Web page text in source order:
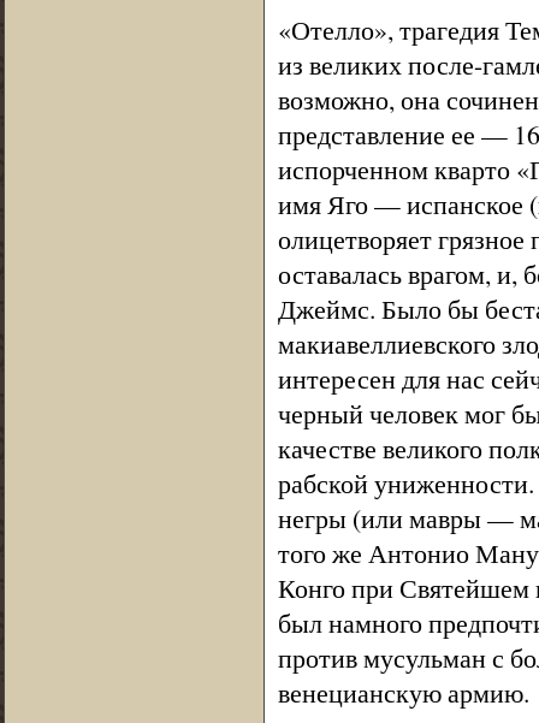
«Отелло», трагедия
из великих после-
возможно, она
представление ее —
испорченном кварто
имя Яго — испанское
олицетворяет
оставалась врагом, и,
Джеймс. Было бы
макиавеллиевского
интересен для нас
черный человек мог
качестве великого
рабской
негры (или мавры —
того же Антонио
Конго при Святейшем
был намного
против мусульман с
венецианскую армию.